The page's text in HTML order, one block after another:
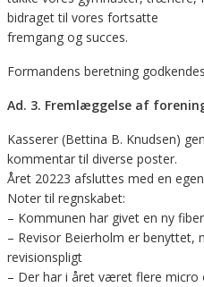
bidraget til vores fortsatte
fremgang og succes.
Formandens beretning
Ad. 3. Fremlæggelse af
Kasserer (Bettina B. Knudsen)
kommentar til diverse poster.
Året 20223 afsluttes med en
Noter til regnskabet:
– Kommunen har givet en ny
– Revisor Beierholm er benyttet,
revisionspligt
– Der har i året været flere micro